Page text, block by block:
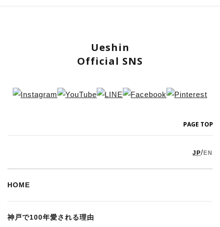
Ueshin
Official SNS
PAGE TOP
JP/EN
HOME
神戸で100年愛される理由